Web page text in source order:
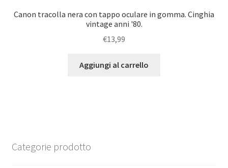
Canon tracolla nera con tappo oculare in gomma. Cinghia
vintage anni '80.
€13,99
Aggiungi al carrello
Categorie prodotto